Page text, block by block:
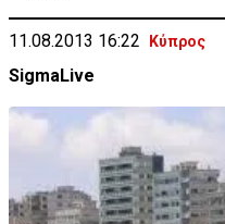
11.08.2013 16:22 Κύπρος
SigmaLive